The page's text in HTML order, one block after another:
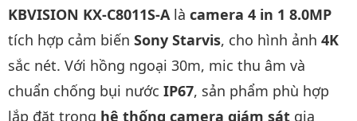
Mô tả chi tiết sản phẩm
KBVISION KX-C8011S-A là camera 4 in 1 8.0MP
tích hợp cảm biến Sony Starvis, cho hình ảnh 4K
sắc nét. Với hồng ngoại 30m, mic thu âm và
chuẩn chống bụi nước IP67, sản phẩm phù hợp
lắp đặt trong hệ thống camera giám sát gia